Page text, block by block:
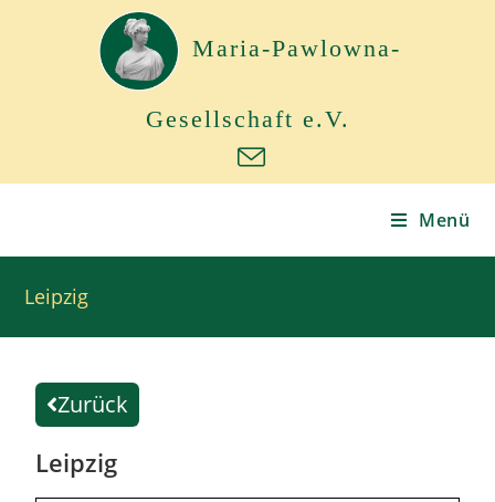
Maria-Pawlowna-
Gesellschaft e.V.
Menü
Leipzig
Zurück
Leipzig